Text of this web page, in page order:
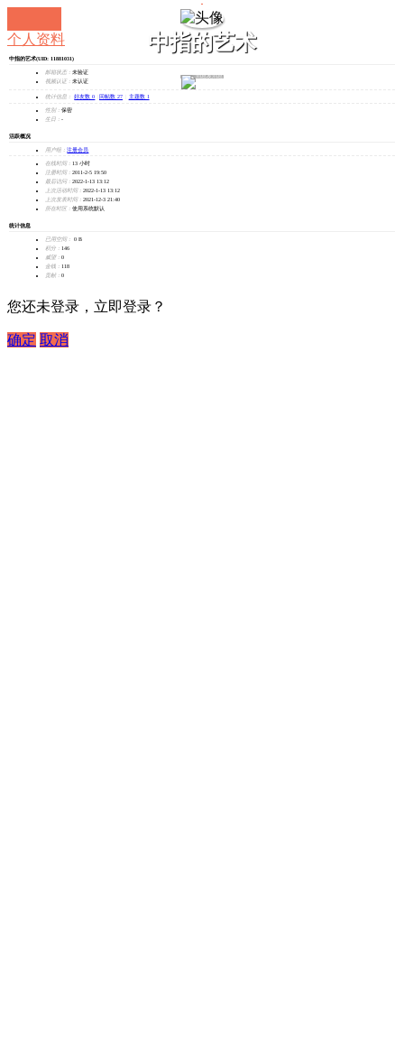
中指的艺术
发消息
个人资料
中指的艺术(UID: 11881031)
邮箱状态： 未验证
视频认证： 未认证
统计信息： 好友数 0 回帖数 27 主题数 1
性别： 保密
生日： -
活跃概况
用户组： 注册会员
在线时间： 13 小时
注册时间： 2011-2-5 19:50
最后访问： 2022-1-13 13:12
上次活动时间： 2022-1-13 13:12
上次发表时间： 2021-12-3 21:40
所在时区： 使用系统默认
统计信息
已用空间：
0 B
积分： 146
威望： 0
金钱： 118
贡献： 0
您还未登录，立即登录？
确定 取消